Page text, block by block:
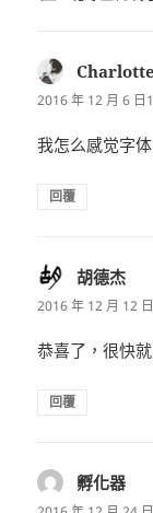
Charlotte
2016 年 12 月 6 日
我怎么感觉字
回覆
胡德杰
示:
2016 年 12 月 12
恭喜了，很快
回覆
孵化器